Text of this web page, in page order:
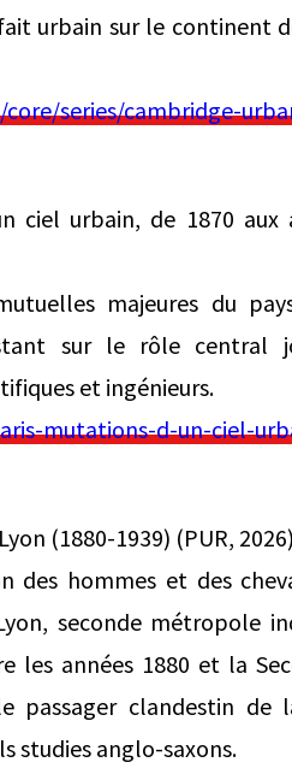
urbain sur le continent
series/cambridge-
ciel urbain, de 1870 aux
majeures du
sur le rôle central
et ingénieurs.
mutations-d-un-ciel-
(1880-1939) (PUR,
hommes et des
seconde métropole
années 1880 et la
passager clandestin de
studies anglo-saxons.